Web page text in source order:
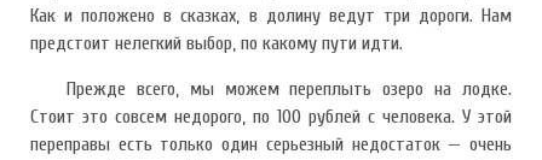
Как и положено в сказках, в долину ведут три дороги. Нам
предстоит нелегкий выбор, по какому пути идти.
Прежде всего, мы можем переплыть озеро на лодке.
Стоит это совсем недорого, по 100 рублей с человека. У этой
переправы есть только один серьезный недостаток — очень